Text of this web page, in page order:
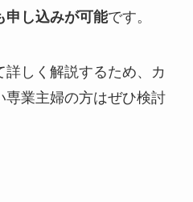
申し込みが可能です。
しく解説するため、カ
専業主婦の方はぜひ検討